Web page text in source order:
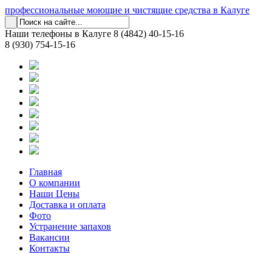
профессиональные моющие и чистящие средства в Калуге
Наши телефоны в Калуге 8 (4842) 40-15-16
8 (930) 754-15-16
Главная
О компании
Наши Цены
Доставка и оплата
Фото
Устранение запахов
Вакансии
Контакты